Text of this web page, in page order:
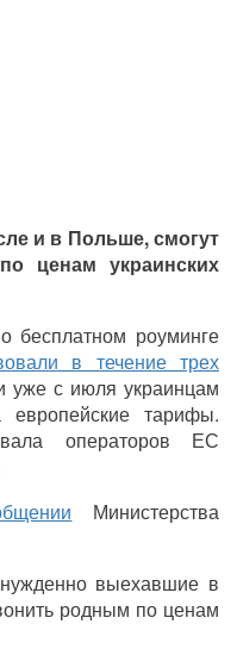
и в Польше, смогут
ценам украинских
бесплатном роуминге
в течение трех
уже с июля украинцам
тарифы.
операторов ЕС
Министерства
выехавшие в
родным по ценам